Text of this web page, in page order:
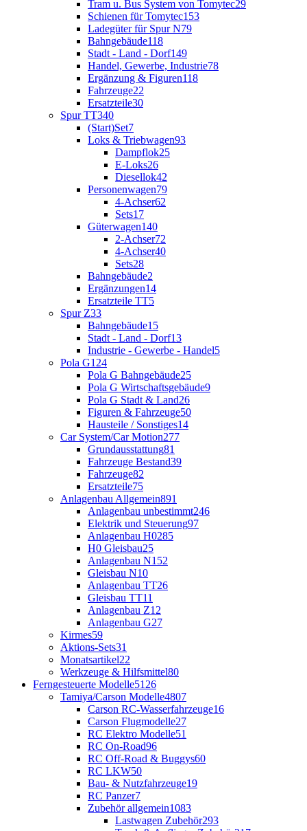
Tram u. Bus System von Tomytec29
Schienen für Tomytec153
Ladegüter für Spur N79
Bahngebäude118
Stadt - Land - Dorf149
Handel, Gewerbe, Industrie78
Ergänzung & Figuren118
Fahrzeuge22
Ersatzteile30
Spur TT340
(Start)Set7
Loks & Triebwagen93
Dampflok25
E-Loks26
Diesellok42
Personenwagen79
4-Achser62
Sets17
Güterwagen140
2-Achser72
4-Achser40
Sets28
Bahngebäude2
Ergänzungen14
Ersatzteile TT5
Spur Z33
Bahngebäude15
Stadt - Land - Dorf13
Industrie - Gewerbe - Handel5
Pola G124
Pola G Bahngebäude25
Pola G Wirtschaftsgebäude9
Pola G Stadt & Land26
Figuren & Fahrzeuge50
Hausteile / Sonstiges14
Car System/Car Motion277
Grundausstattung81
Fahrzeuge Bestand39
Fahrzeuge82
Ersatzteile75
Anlagenbau Allgemein891
Anlagenbau unbestimmt246
Elektrik und Steuerung97
Anlagenbau H0285
H0 Gleisbau25
Anlagenbau N152
Gleisbau N10
Anlagenbau TT26
Gleisbau TT11
Anlagenbau Z12
Anlagenbau G27
Kirmes59
Aktions-Sets31
Monatsartikel22
Werkzeuge & Hilfsmittel80
Ferngesteuerte Modelle5126
Tamiya/Carson Modelle4807
Carson RC-Wasserfahrzeuge16
Carson Flugmodelle27
RC Elektro Modelle51
RC On-Road96
RC Off-Road & Buggys60
RC LKW50
Bau- & Nutzfahrzeuge19
RC Panzer7
Zubehör allgemein1083
Lastwagen Zubehör293